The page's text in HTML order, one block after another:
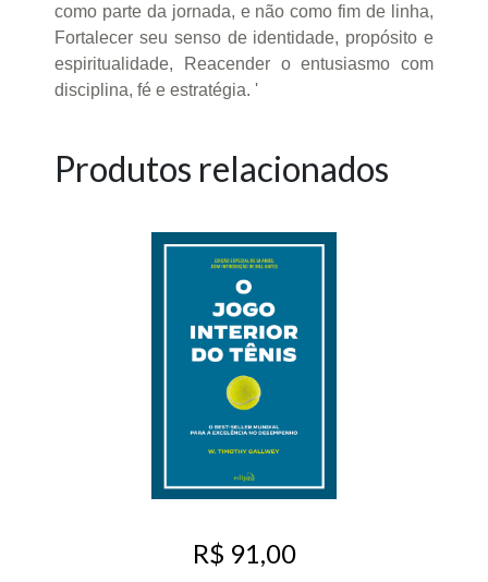
como parte da jornada, e não como fim de linha,
Fortalecer seu senso de identidade, propósito e
espiritualidade, Reacender o entusiasmo com
disciplina, fé e estratégia. '
Produtos relacionados
R$ 91,00